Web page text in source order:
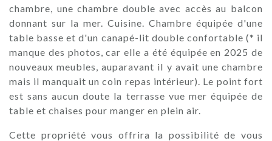
chambre, une chambre double avec accès au balcon
donnant sur la mer. Cuisine. Chambre équipée d'une
table basse et d'un canapé-lit double confortable (* il
manque des photos, car elle a été équipée en 2025 de
nouveaux meubles, auparavant il y avait une chambre
mais il manquait un coin repas intérieur). Le point fort
est sans aucun doute la terrasse vue mer équipée de
table et chaises pour manger en plein air.
Cette propriété vous offrira la possibilité de vous